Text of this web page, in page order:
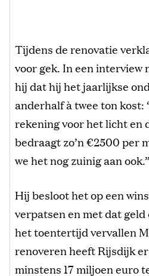
Tijdens de renovatie
voor gek. In een interview
hij dat hij het jaarlijkse
anderhalf à twee ton kost:
rekening voor het licht en
bedraagt zo’n €2500 per
we het nog zuinig aan ook.”
Hij besloot het op een
verpatsen en met dat geld
het toentertijd vervallen
renoveren heeft Rijsdijk
minstens 17 miljoen euro